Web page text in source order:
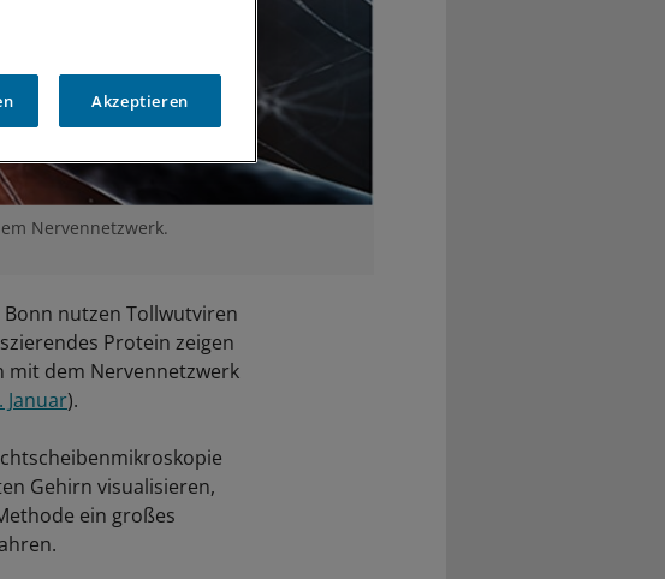
Nervennetzwerk.
nutzen Tollwutviren
Protein zeigen
mit dem Nervennetzwerk
Januar).
Gehirn visualisieren,
ein großes
Akzeptieren